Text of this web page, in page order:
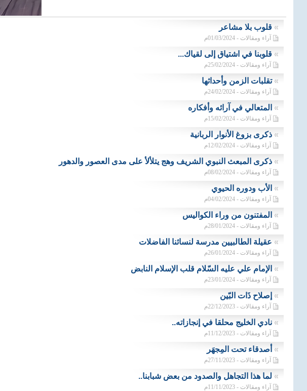
» قلوب بلا مشاعر
آراء ومقالات - 01/03/2024م
» قلوبنا في اشتياق إلى لقياك...
آراء ومقالات - 25/02/2024م
»تقلبات الزمن وأحداثها
آراء ومقالات - 24/02/2024م
» المتعالي في آرائه وأفكاره
آراء ومقالات - 15/02/2024م
» ذكرى بزوغ الأنوار الربانية
آراء ومقالات - 12/02/2024م
» ذكرى المبعث النبوي الشريف وهج يتلألأ على مدى العصور والدهور
آراء ومقالات - 08/02/2024م
» الأب ودوره الحيوي
آراء ومقالات - 04/02/2024م
» المفتنون من وراء الكواليس
آراء ومقالات - 28/01/2024م
» عقيلة الطالبيين مدرسة لنسائنا الفاضلات
آراء ومقالات - 26/01/2024م
» الإمام علي عليه السّلام قلب الإسلام النابض
آراء ومقالات - 23/01/2024م
» إصلاح ذَات البّين
آراء ومقالات - 22/12/2023م
» نادي الخليج محلقا في إنجازاته..
آراء ومقالات - 11/12/2023م
» أصدقاء تحت المِجهَر
آراء ومقالات - 27/11/2023م
» لما هذا التجاهل والصدود من بعض شبابنا..
آراء ومقالات - 11/11/2023م